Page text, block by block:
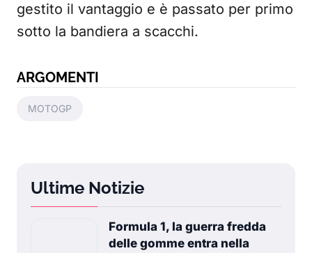
gestito il vantaggio e è passato per primo
sotto la bandiera a scacchi.
ARGOMENTI
MOTOGP
Ultime Notizie
Formula 1, la guerra fredda
delle gomme entra nella